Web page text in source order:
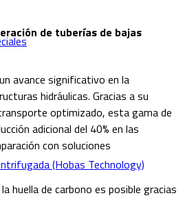
(Hobas Technology)
de tuberías de bajas
avance significativo en la
hidráulicas. Gracias a su
optimizado, esta gama de
adicional del 40% en las
con soluciones
huella de carbono es posible gracias